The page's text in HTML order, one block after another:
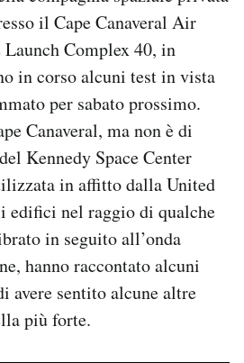
il Cape Canaveral Air
Launch Complex 40, in
in corso alcuni test in vista
per sabato prossimo.
Canaveral, ma non è di
Kennedy Space Center
in affitto dalla United
edifici nel raggio di qualche
in seguito all’onda
hanno raccontato alcuni
avere sentito alcune altre
più forte.